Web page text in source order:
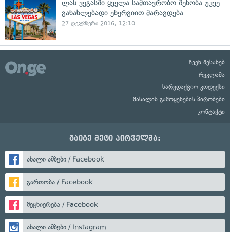
ლას-ვეგასში ყველა სამთავრობო შენობა უკვე
განახლებადი ენერგიით მარაგდება
27 დეკემბერი 2016, 12:10
ჩვენ შესახებ
რეკლამა
სარედაქციო კოდექსი
მასალის გამოყენების პირობები
კონტაქტი
გაიგე მეტი პირველმა:
ახალი ამბები / Facebook
გართობა / Facebook
მეცნიერება / Facebook
ახალი ამბები / Instagram